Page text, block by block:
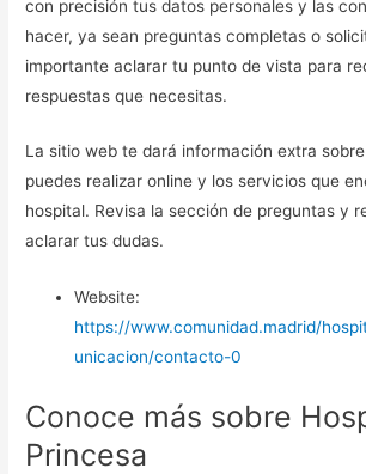
con precisión tus datos personales y las
hacer, ya sean preguntas completas o
importante aclarar tu punto de vista para
respuestas que necesitas.
La sitio web te dará información extra
puedes realizar online y los servicios que
hospital. Revisa la sección de preguntas y
aclarar tus dudas.
Website:
https://www.comunidad.madrid/
unicacion/contacto-0
Conoce más sobre
Princesa